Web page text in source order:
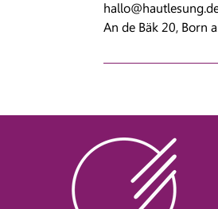
An de Bäk 20, Born